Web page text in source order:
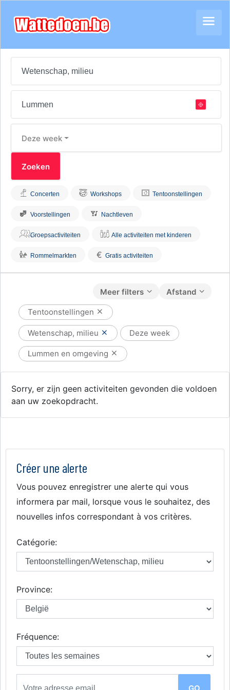
Deze week
Concerten Workshops Tentoonstellingen
Voorstellingen Nachtleven
Groepsactiviteiten Alle activiteiten met kinderen
Rommelmarkten € Gratis activiteiten
Afstand
Meer filters
Tentoonstellingen
Wetenschap, milieu Deze week
Lummen en omgeving
Sorry, er zijn geen activiteiten gevonden die voldoen
aan uw zoekopdracht.
Créer une alerte
Vous pouvez enregistrer une alerte qui vous
informera par mail, lorsque vous le souhaitez, des
nouvelles infos correspondant à vos critères.
Catégorie:
Province:
Fréquence: